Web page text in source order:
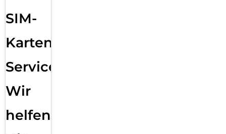
SIM-
Karten
Service:
Wir
helfen